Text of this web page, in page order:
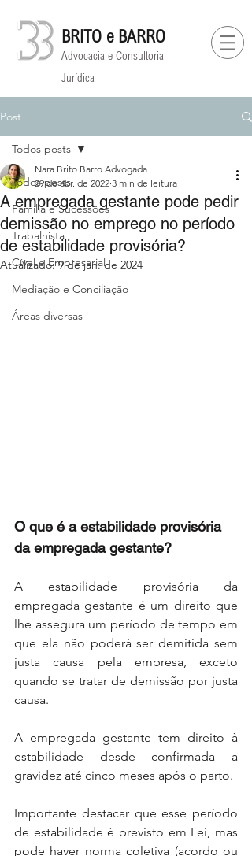
BRITO e BARRO
Advocacia e Consultoria
Jurídica
Post
Todos posts
Família e Sucessões
Trabalhista
Cível e Empresarial
⁠Mediação e Conciliação
Áreas diversas
Todos posts
A empregada gestante pode pedir
demissão no emprego no período
de estabilidade provisória?
Nara Brito Barro Advogada
29 de abr. de 2022 3 min de leitura
Atualizado:9 de jan. de 2024
O que é a estabilidade provisória
da empregada gestante?
A estabilidade provisória da
empregada gestante é um direito que
lhe assegura um período de tempo em
que ela não poderá ser demitida sem
justa causa pela empresa, exceto
quando se tratar de demissão por justa
causa.
A empregada gestante tem direito à
estabilidade desde confirmada a
gravidez até cinco meses após o parto.
Importante destacar que esse período
de estabilidade é previsto em Lei, mas
pode haver norma coletiva (acordo ou